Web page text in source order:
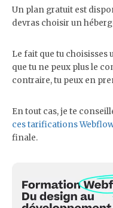
Un plan gratuit est
devras choisir un
Le fait que tu
que tu ne peux plus le
contraire, tu peux en
En tout cas, je te
ces tarifications
finale.